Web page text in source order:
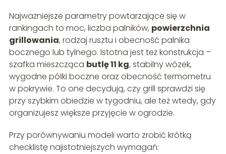
Najważniejsze parametry powtarzające się w
rankingach to moc, liczba palników, powierzchnia
grillowania, rodzaj rusztu i obecność palnika
bocznego lub tylnego. Istotna jest też konstrukcja –
szafka mieszcząca butlę 11 kg, stabilny wózek,
wygodne półki boczne oraz obecność termometru
w pokrywie. To one decydują, czy grill sprawdzi się
przy szybkim obiedzie w tygodniu, ale też wtedy, gdy
organizujesz większe przyjęcie w ogrodzie.
Przy porównywaniu modeli warto zrobić krótką
checklistę najistotniejszych wymagań: